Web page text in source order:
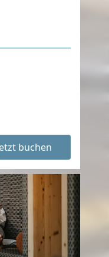
buchen